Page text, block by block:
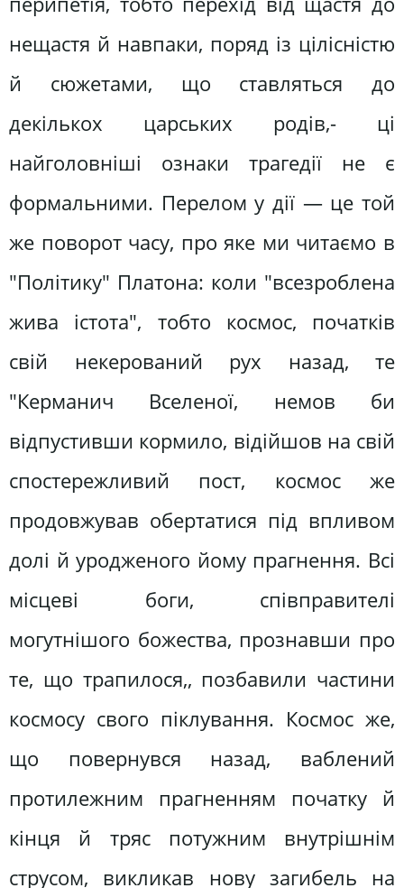
нещастя й навпаки, поряд із цілісністю
й сюжетами, що ставляться до
декількох царських родів,- ці
найголовніші ознаки трагедії не є
формальними. Перелом у дії — це той
же поворот часу, про яке ми читаємо в
"Політику" Платона: коли "всезроблена
жива істота", тобто космос, початків
свій некерований рух назад, те
"Керманич Вселеної, немов би
відпустивши кормило, відійшов на свій
спостережливий пост, космос же
продовжував обертатися під впливом
долі й уродженого йому прагнення. Всі
місцеві боги, співправителі
могутнішого божества, прознавши про
те, що трапилося,, позбавили частини
космосу свого піклування. Космос же,
що повернувся назад, ваблений
протилежним прагненням початку й
кінця й тряс потужним внутрішнім
струсом, викликав нову загибель на